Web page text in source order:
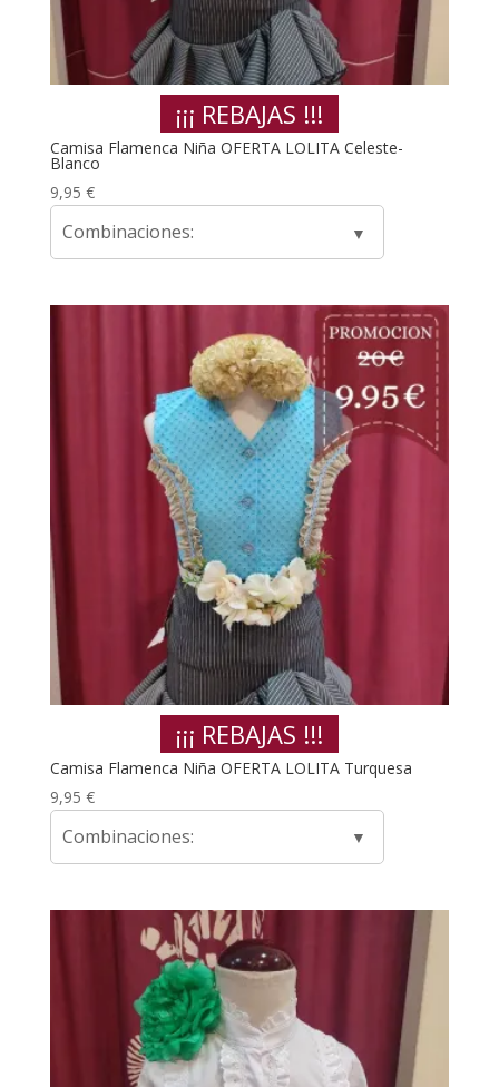
¡¡¡ REBAJAS !!!
Camisa Flamenca Niña OFERTA LOLITA Celeste-
Blanco
9,95 €
Combinaciones:
¡¡¡ REBAJAS !!!
Camisa Flamenca Niña OFERTA LOLITA Turquesa
9,95 €
Combinaciones: